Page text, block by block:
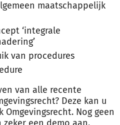
maatschappelijk
‘integrale
van procedures
van alle recente
Deze kan u
Nog geen